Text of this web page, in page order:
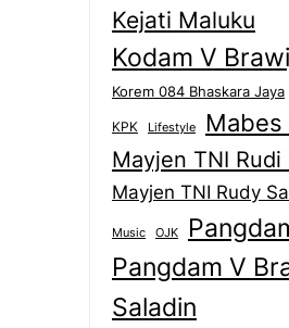
Kejati Maluku
Kodam V
Korem 084 Bhaskara Jaya
KPK Lifestyle Mabes
Mayjen TNI Rudi
Mayjen TNI Rudy
Music OJK
Pangdam V
Saladin